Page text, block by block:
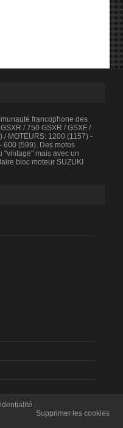
francophone des
/ 750 GSXR / GSXF /
/ MOTEURS: 1200 (1157) -
600 (599). Des motos
"vintage" mais avec un
bloc moteur SUZUKI
Supprimer les cookies